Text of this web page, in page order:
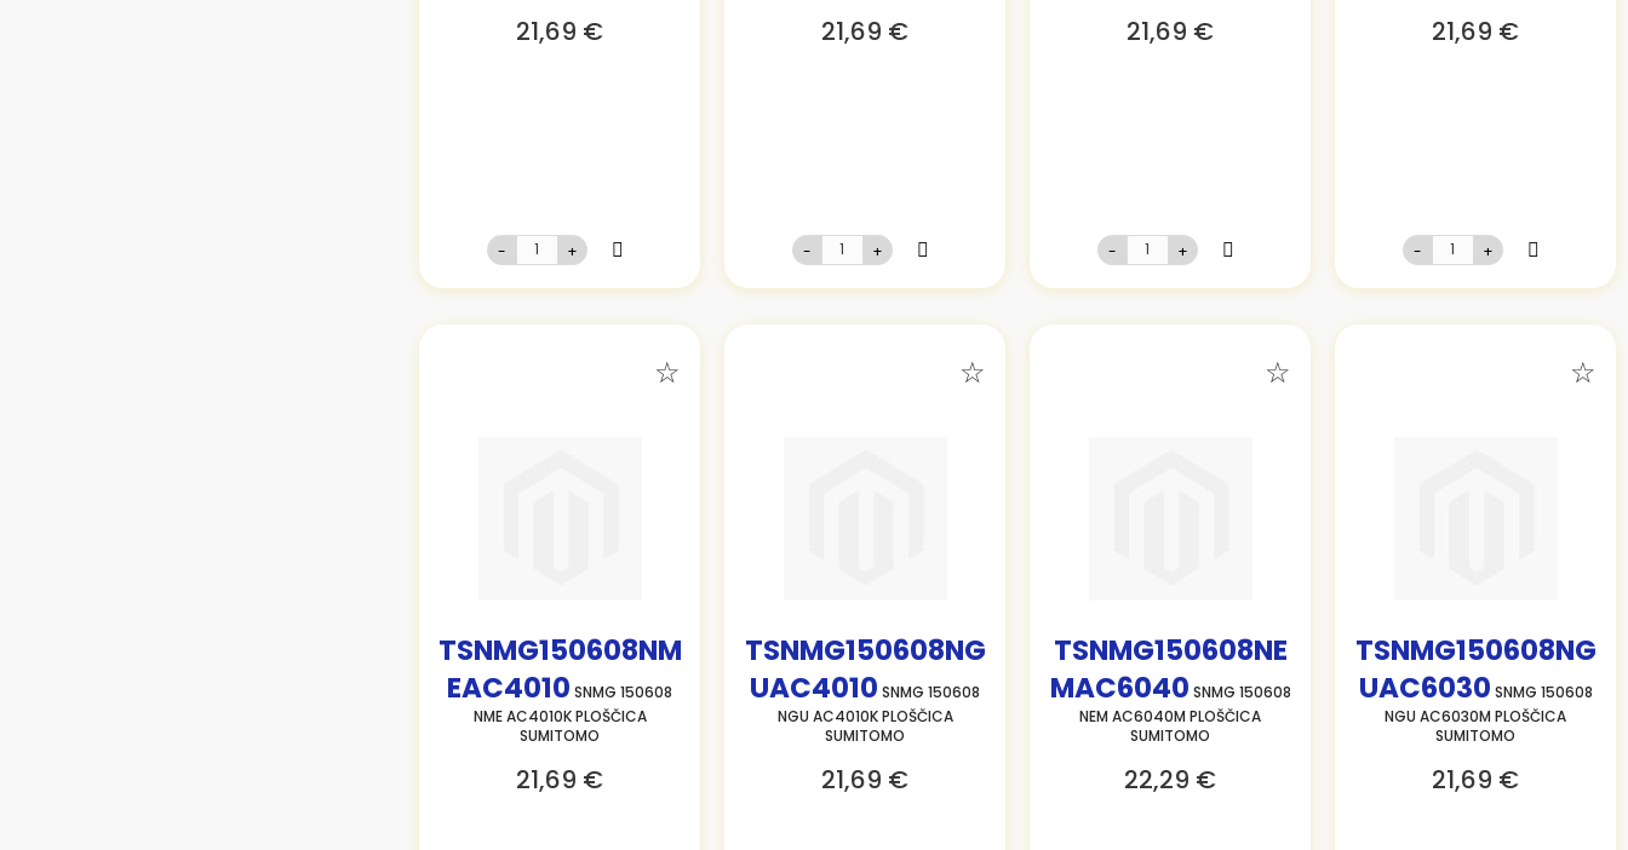
21,69 €
- +
21,69 €
- +
21,69 €
- +
21,69 €
- +
TSNMG150608NM
EAC4010 SNMG 150608
NME AC4010K PLOŠČICA
SUMITOMO
21,69 €
TSNMG150608NG
UAC4010 SNMG 150608
NGU AC4010K PLOŠČICA
SUMITOMO
21,69 €
TSNMG150608NE
MAC6040 SNMG 150608
NEM AC6040M PLOŠČICA
SUMITOMO
22,29 €
TSNMG150608NG
UAC6030 SNMG 150608
NGU AC6030M PLOŠČICA
SUMITOMO
21,69 €